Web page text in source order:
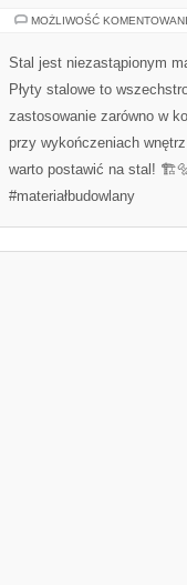
MOŻLIWOŚĆ
Stal jest niezastąpionym
Płyty stalowe to
zastosowanie zarówno w
przy wykończeniach
warto postawić na stal!
#materiałbudowlany